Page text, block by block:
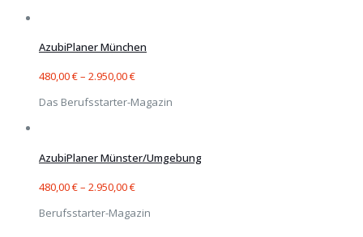
AzubiPlaner München
480,00€– 2.950,00€
Das Berufsstarter-Magazin
AzubiPlaner Münster/Umgebung
480,00€– 2.950,00€
Berufsstarter-Magazin